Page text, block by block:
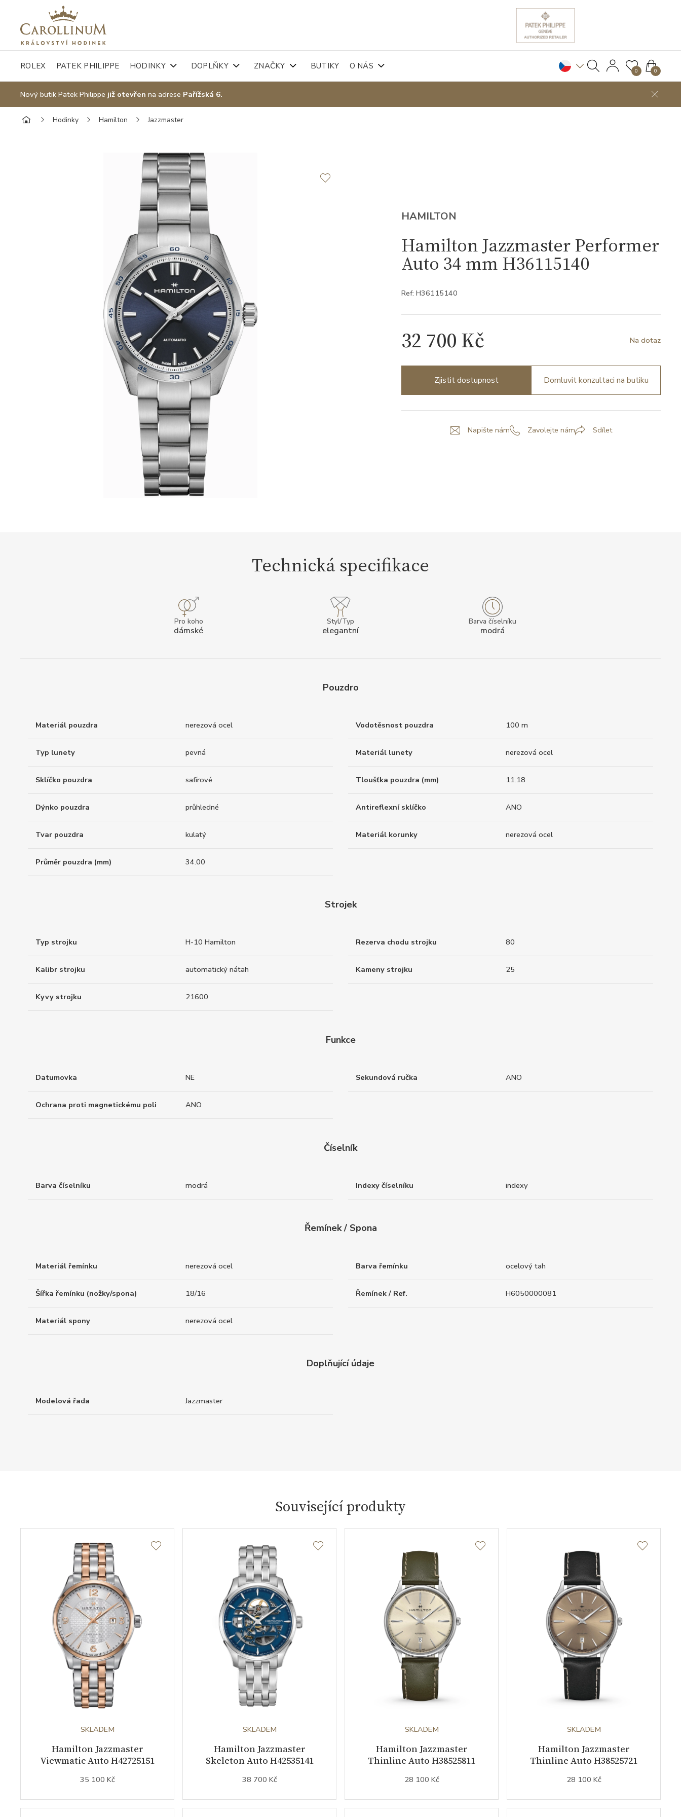
ROLEX PATEK PHILIPPE HODINKY DOPLŇKY ZNAČKY BUTIKY O NÁS 0 0
Nový butik Patek Philippe již otevřen na adrese Pařížská 6.
Hodinky Hamilton Jazzmaster
HAMILTON
Hamilton Jazzmaster Performer
Auto 34 mm H36115140
Ref: H36115140
32 700 Kč Na dotaz
Zjistit dostupnost Domluvit konzultaci na butiku
Napište nám Zavolejte nám Sdílet
Technická specifikace
Pro koho
dámské
Styl/Typ
elegantní
Barva číselníku
modrá
Pouzdro
Materiál pouzdra nerezová ocel Vodotěsnost pouzdra 100 m
Typ lunety pevná Materiál lunety nerezová ocel
Sklíčko pouzdra safírové Tloušťka pouzdra (mm) 11.18
Dýnko pouzdra průhledné Antireflexní sklíčko ANO
Tvar pouzdra kulatý Materiál korunky nerezová ocel
Průměr pouzdra (mm) 34.00
Strojek
Typ strojku H-10 Hamilton Rezerva chodu strojku 80
Kalibr strojku automatický nátah Kameny strojku 25
Kyvy strojku 21600
Funkce
Datumovka NE Sekundová ručka ANO
Ochrana proti magnetickému poli ANO
Číselník
Barva číselníku modrá Indexy číselníku indexy
Řemínek / Spona
Materiál řemínku nerezová ocel Barva řemínku ocelový tah
Šířka řemínku (nožky/spona) 18/16 Řemínek / Ref. H6050000081
Materiál spony nerezová ocel
Doplňující údaje
Modelová řada Jazzmaster
Související produkty
SKLADEM
Hamilton Jazzmaster
Viewmatic Auto H42725151
35 100 Kč
SKLADEM
Hamilton Jazzmaster
Skeleton Auto H42535141
38 700 Kč
SKLADEM
Hamilton Jazzmaster
Thinline Auto H38525811
28 100 Kč
SKLADEM
Hamilton Jazzmaster
Thinline Auto H38525721
28 100 Kč